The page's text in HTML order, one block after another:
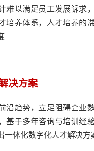
难以满足员工发展诉求
培养体系，人才培养的
决方案
沿趋势，立足阻碍企业
基于多年咨询与培训经
一体化数字化人才解决方